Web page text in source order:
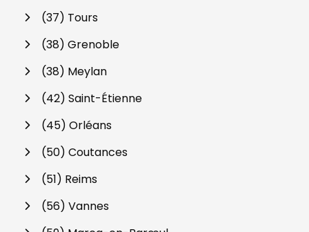
(37) Tours
(38) Grenoble
(38) Meylan
(42) Saint-Étienne
(45) Orléans
(50) Coutances
(51) Reims
(56) Vannes